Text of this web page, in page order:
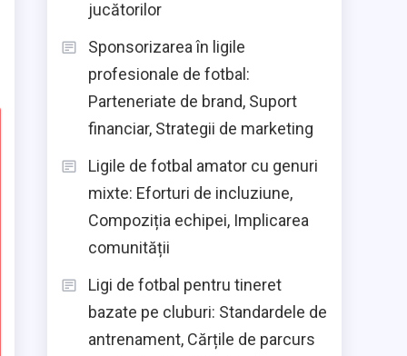
jucătorilor
Sponsorizarea în ligile
profesionale de fotbal:
Parteneriate de brand, Suport
financiar, Strategii de marketing
Ligile de fotbal amator cu genuri
mixte: Eforturi de incluziune,
Compoziția echipei, Implicarea
comunității
Ligi de fotbal pentru tineret
bazate pe cluburi: Standardele de
antrenament, Cărțile de parcurs